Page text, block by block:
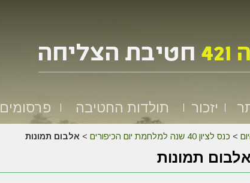
יזכור תולדות החטיבה פרסומים
> כנס לציון 40 שנה למלחמת יום הכיפורים > אלבום תמונות
אלבום תמונות